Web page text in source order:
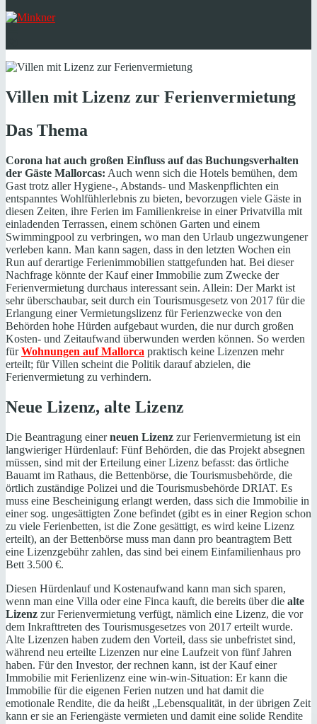
Villen mit Lizenz zur Ferienvermietung
Das Thema
Corona hat auch großen Einfluss auf das Buchungsverhalten
der Gäste Mallorcas: Auch wenn sich die Hotels bemühen, dem
Gast trotz aller Hygiene-, Abstands- und Maskenpflichten ein
entspanntes Wohlfühlerlebnis zu bieten, bevorzugen viele Gäste in
diesen Zeiten, ihre Ferien im Familienkreise in einer Privatvilla mit
einladenden Terrassen, einem schönen Garten und einem
Swimmingpool zu verbringen, wo man den Urlaub ungezwungener
verleben kann. Man kann sagen, dass in den letzten Wochen ein
Run auf derartige Ferienimmobilien stattgefunden hat. Bei dieser
Nachfrage könnte der Kauf einer Immobilie zum Zwecke der
Ferienvermietung durchaus interessant sein. Allein: Der Markt ist
sehr überschaubar, seit durch ein Tourismusgesetz von 2017 für die
Erlangung einer Vermietungslizenz für Ferienzwecke von den
Behörden hohe Hürden aufgebaut wurden, die nur durch großen
Kosten- und Zeitaufwand überwunden werden können. So werden
fürWohnungen auf Mallorca praktisch keine Lizenzen mehr
erteilt; für Villen scheint die Politik darauf abzielen, die
Ferienvermietung zu verhindern.
Neue Lizenz, alte Lizenz
Die Beantragung einerneuen Lizenz zur Ferienvermietung ist ein
langwieriger Hürdenlauf: Fünf Behörden, die das Projekt absegnen
müssen, sind mit der Erteilung einer Lizenz befasst: das örtliche
Bauamt im Rathaus, die Bettenbörse, die Tourismusbehörde, die
örtlich zuständige Polizei und die Tourismusbehörde DRIAT. Es
muss eine Bescheinigung erlangt werden, dass sich die Immobilie in
einer sog. ungesättigten Zone befindet (gibt es in einer Region schon
zu viele Ferienbetten, ist die Zone gesättigt, es wird keine Lizenz
erteilt), an der Bettenbörse muss man dann pro beantragtem Bett
eine Lizenzgebühr zahlen, das sind bei einem Einfamilienhaus pro
Bett 3.500 €.
Diesen Hürdenlauf und Kostenaufwand kann man sich sparen,
wenn man eine Villa oder eine Finca kauft, die bereits über die alte
Lizenz zur Ferienvermietung verfügt, nämlich eine Lizenz, die vor
dem Inkrafttreten des Tourismusgesetzes von 2017 erteilt wurde.
Alte Lizenzen haben zudem den Vorteil, dass sie unbefristet sind,
während neu erteilte Lizenzen nur eine Laufzeit von fünf Jahren
haben. Für den Investor, der rechnen kann, ist der Kauf einer
Immobilie mit Ferienlizenz eine win-win-Situation: Er kann die
Immobilie für die eigenen Ferien nutzen und hat damit die
emotionale Rendite, die da heißt „Lebensqualität, in der übrigen Zeit
kann er sie an Feriengäste vermieten und damit eine solide Rendite